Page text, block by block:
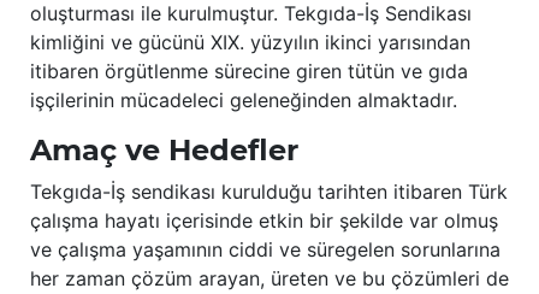
oluşturması ile kurulmuştur. Tekgıda-İş Sendikası
kimliğini ve gücünü XIX. yüzyılın ikinci yarısından
itibaren örgütlenme sürecine giren tütün ve gıda
işçilerinin mücadeleci geleneğinden almaktadır.
Amaç ve Hedefler
Tekgıda-İş sendikası kurulduğu tarihten itibaren Türk
çalışma hayatı içerisinde etkin bir şekilde var olmuş
ve çalışma yaşamının ciddi ve süregelen sorunlarına
her zaman çözüm arayan, üreten ve bu çözümleri de